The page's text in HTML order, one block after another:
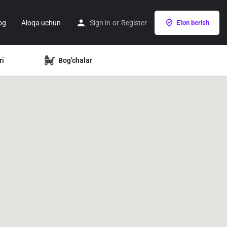
Aloqa uchun Sign in or Register E'lon berish
Bog'chalar